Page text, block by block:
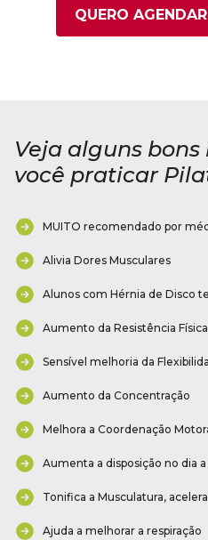
QUERO
Veja alguns
você praticar
MUITO recomendado por
Alivia Dores Musculares
Alunos com Hérnia de Disco
Aumento da Resistência
Sensível melhoria da
Aumento da Concentração
Melhora a Coordenação
Aumenta a disposição no dia a
Tonifica a Musculatura,
Ajuda a melhorar a respiração